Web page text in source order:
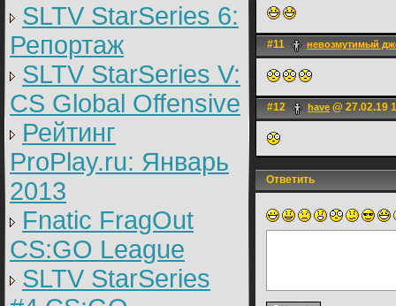
SLTV StarSeries 6:
Репортаж
SLTV StarSeries V:
CS Global Offensive
Рейтинг
ProPlay.ru: Январь
2013
Fnatic FragOut
CS:GO League
SLTV StarSeries
#11 невозмутимый
#12 have @ 27.02.19
Ответить